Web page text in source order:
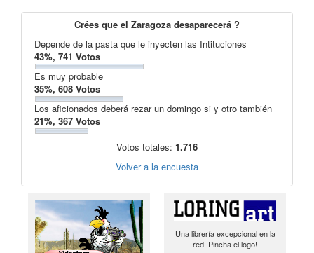
Crées que el Zaragoza desaparecerá ?
Depende de la pasta que le inyecten las Intituciones
43%, 741 Votos
Es muy probable
35%, 608 Votos
Los aficionados deberá rezar un domingo si y otro también
21%, 367 Votos
Votos totales: 1.716
Volver a la encuesta
Una librería excepcional en la
red ¡Pincha el logo!